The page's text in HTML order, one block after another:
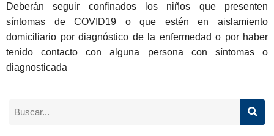
Deberán seguir confinados los niños que presenten
síntomas de COVID19 o que estén en aislamiento
domiciliario por diagnóstico de la enfermedad o por haber
tenido contacto con alguna persona con síntomas o
diagnosticada